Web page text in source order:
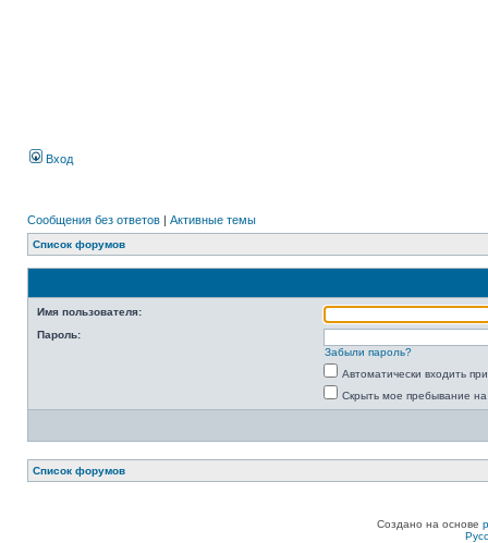
Вход
Сообщения без ответов | Активные темы
Список форумов
Имя пользователя:
Пароль:
Забыли пароль?
Автоматически входить
Скрыть мое пребывание
Список форумов
Создано на основе